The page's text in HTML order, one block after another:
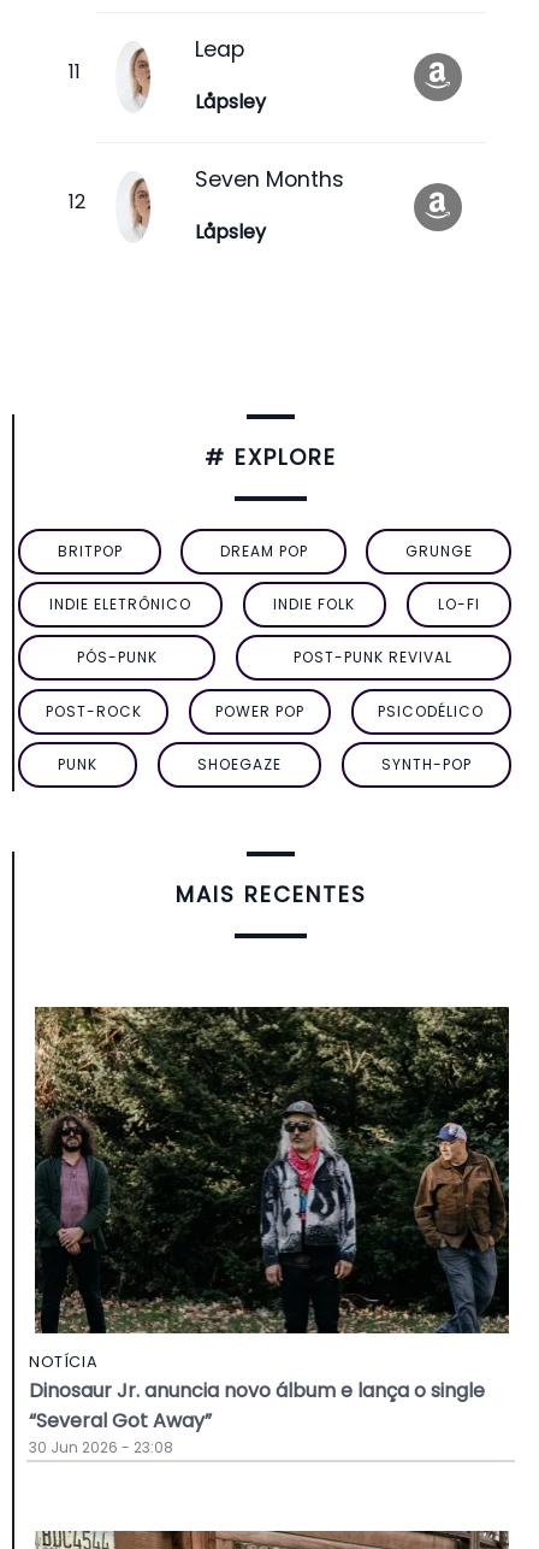
Leap
Låpsley
Seven Months
Låpsley
# EXPLORE
BRITPOP DREAM POP GRUNGE
INDIE ELETRÔNICO INDIE FOLK LO-FI
PÓS-PUNK POST-PUNK REVIVAL
POST-ROCK POWER POP PSICODÉLICO
PUNK SHOEGAZE SYNTH-POP
MAIS RECENTES
NOTÍCIA
Dinosaur Jr. anuncia novo álbum e lança o single
“Several Got Away”
30 Jun 2026 - 23:08